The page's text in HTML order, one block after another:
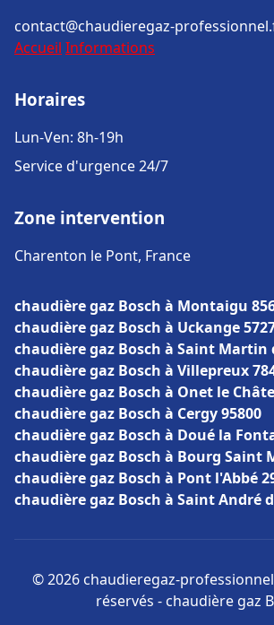
contact@chaudieregaz-
Accueil Informations
Horaires
Lun-Ven: 8h-19h
Service d'urgence 24/7
Zone intervention
Charenton le Pont, France
chaudière gaz Bosch à Montaigu
chaudière gaz Bosch à Uckange
chaudière gaz Bosch à Saint Martin
chaudière gaz Bosch à Villepreux
chaudière gaz Bosch à Onet le
chaudière gaz Bosch à Cergy 95800
chaudière gaz Bosch à Doué la
chaudière gaz Bosch à Bourg Saint
chaudière gaz Bosch à Pont l'Abbé
chaudière gaz Bosch à Saint André
© 2026 chaudieregaz-
réservés - chaudière gaz